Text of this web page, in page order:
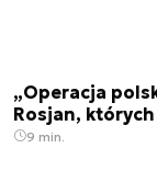
„Operacja
Rosjan,
9 min.